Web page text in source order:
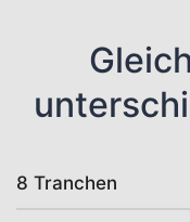
8 Tranchen